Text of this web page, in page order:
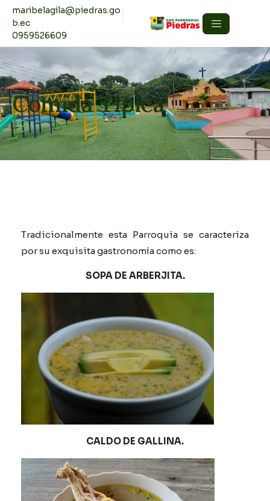
maribelagila@piedras.go
b.ec
0959526609
Comida Típica
Tradicionalmente esta Parroquia se caracteriza
por su exquisita gastronomía como es:
SOPA DE ARBERJITA.
CALDO DE GALLINA.